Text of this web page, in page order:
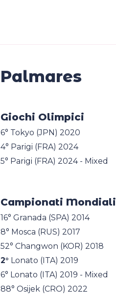
Palmares
Giochi Olimpici
6° Tokyo (JPN) 2020
4° Parigi (FRA) 2024
5° Parigi (FRA) 2024 - Mixed
Campionati Mondiali
16° Granada (SPA) 2014
8° Mosca (RUS) 2017
52° Changwon (KOR) 2018
2° Lonato (ITA) 2019
6° Lonato (ITA) 2019 - Mixed
88° Osijek (CRO) 2022